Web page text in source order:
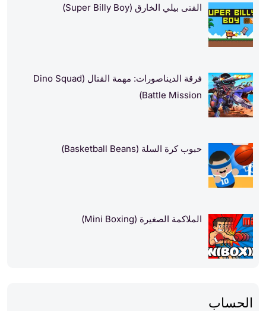
الفتى بيلي الخارق (Super Billy Boy)
فرقة الديناصورات: مهمة القتال (Dino Squad
Battle Mission)
حبوب كرة السلة (Basketball Beans)
الملاكمة الصغيرة (Mini Boxing)
الحساب